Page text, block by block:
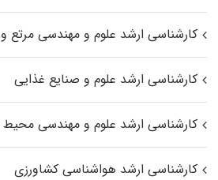
کارشناسی ارشد علوم و مهندسی مرتع و
کارشناسی ارشد علوم و صنایع غذایی
کارشناسی ارشد علوم و مهندسی
کارشناسی ارشد هواشناسی کشاورزی